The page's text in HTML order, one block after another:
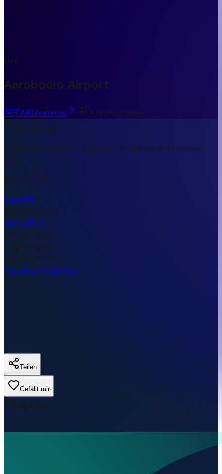
Live
Aeroboero Airport
🇦🇷ARMorteros
Kleinflughafen
Kurzantwort
Aeroboero Airport ist ein Kleinflughafen in Morteros,
AR.
96 m ü. NN.
LandAR
StadtMorteros
Höhe96 m
Lat-30.7286
Lng-62.0078
TimezoneUTC
TypeKleinflughafen
Teilen
Gefällt mir
0Aufrufe